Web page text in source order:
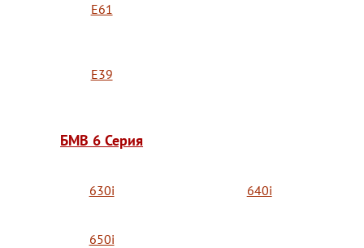
E61
E39
БМВ 6 Серия
630i 640i
650i